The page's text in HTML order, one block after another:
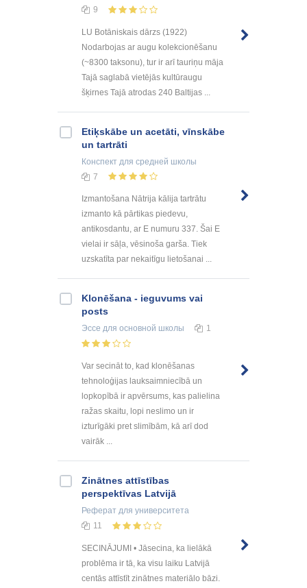
9
LU Botāniskais dārzs (1922)
Nodarbojas ar augu kolekcionēšanu
(~8300 taksonu), tur ir arī tauriņu māja
Tajā saglabā vietējās kultūraugu
šķirnes Tajā atrodas 240 Baltijas ...
Etiķskābe un acetāti, vīnskābe
un tartrāti
Конспект для средней школы
7
Izmantošana Nātrija kālija tartrātu
izmanto kā pārtikas piedevu,
antikosdantu, ar E numuru 337. Šai E
vielai ir sāļa, vēsinoša garša. Tiek
uzskatīta par nekaitīgu lietošanai ...
Klonēšana - ieguvums vai
posts
Эссе для основной школы 1
Var secināt to, kad klonēšanas
tehnoloģijas lauksaimniecībā un
lopkopībā ir apvērsums, kas palielina
ražas skaitu, lopi neslimo un ir
izturīgāki pret slimībām, kā arī dod
vairāk ...
Zinātnes attīstības
perspektīvas Latvijā
Реферат для университета
11
SECINĀJUMI • Jāsecina, ka lielākā
problēma ir tā, ka visu laiku Latvijā
centās attīstīt zinātnes materiālo bāzi.